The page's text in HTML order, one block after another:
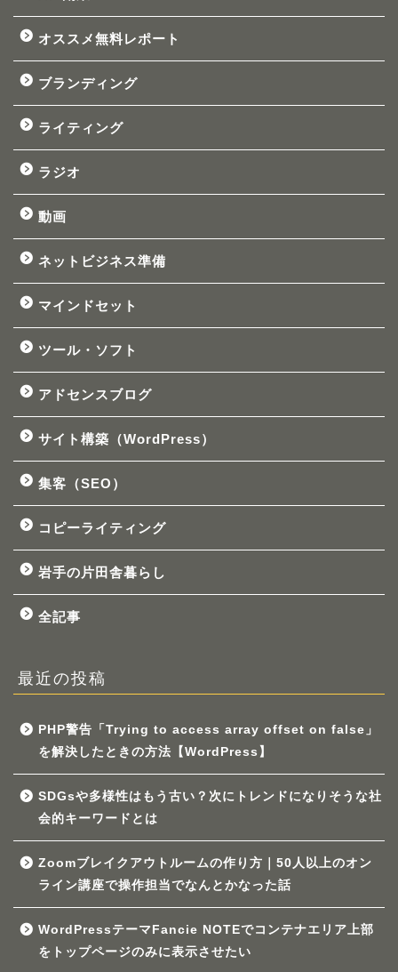
オススメ無料レポート
ブランディング
ライティング
ラジオ
動画
ネットビジネス準備
マインドセット
ツール・ソフト
アドセンスブログ
サイト構築（WordPress）
集客（SEO）
コピーライティング
岩手の片田舎暮らし
全記事
最近の投稿
PHP警告「Trying to access array offset on false」
を解決したときの方法【WordPress】
SDGsや多様性はもう古い？次にトレンドになりそうな社
会的キーワードとは
Zoomブレイクアウトルームの作り方｜50人以上のオン
ライン講座で操作担当でなんとかなった話
WordPressテーマFancie NOTEでコンテナエリア上部
をトップページのみに表示させたい